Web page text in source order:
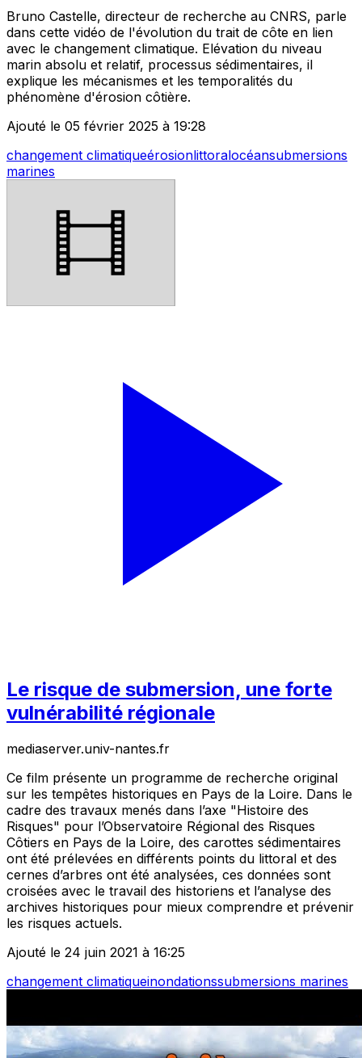
Bruno Castelle, directeur de recherche au CNRS, parle
dans cette vidéo de l'évolution du trait de côte en lien
avec le changement climatique. Elévation du niveau
marin absolu et relatif, processus sédimentaires, il
explique les mécanismes et les temporalités du
phénomène d'érosion côtière.
Ajouté le 05 février 2025 à 19:28
changement climatiqueérosionlittoralocéansubmersions
marines
Le risque de submersion, une forte
vulnérabilité régionale
mediaserver.univ-nantes.fr
Ce film présente un programme de recherche original
sur les tempêtes historiques en Pays de la Loire. Dans le
cadre des travaux menés dans l’axe "Histoire des
Risques" pour l’Observatoire Régional des Risques
Côtiers en Pays de la Loire, des carottes sédimentaires
ont été prélevées en différents points du littoral et des
cernes d’arbres ont été analysées, ces données sont
croisées avec le travail des historiens et l’analyse des
archives historiques pour mieux comprendre et prévenir
les risques actuels.
Ajouté le 24 juin 2021 à 16:25
changement climatiqueinondationssubmersions marines